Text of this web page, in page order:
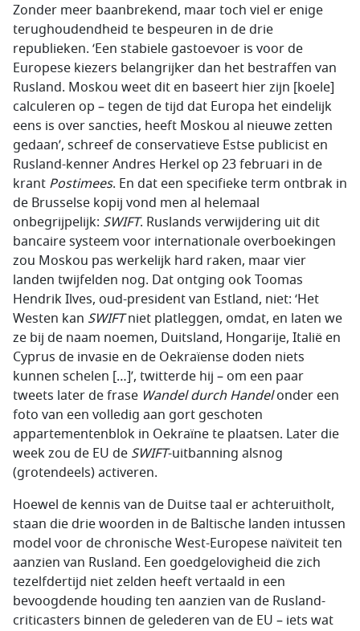
Zonder meer baanbrekend, maar toch viel er enige
terughoudendheid te bespeuren in de drie
republieken. ‘Een stabiele gastoevoer is voor de
Europese kiezers belangrijker dan het bestraffen van
Rusland. Moskou weet dit en baseert hier zijn [koele]
calculeren op – tegen de tijd dat Europa het eindelijk
eens is over sancties, heeft Moskou al nieuwe zetten
gedaan’, schreef de conservatieve Estse publicist en
Rusland-kenner Andres Herkel op 23 februari in de
krant Postimees. En dat een specifieke term ontbrak in
de Brusselse kopij vond men al helemaal
onbegrijpelijk: SWIFT. Ruslands verwijdering uit dit
bancaire systeem voor internationale overboekingen
zou Moskou pas werkelijk hard raken, maar vier
landen twijfelden nog. Dat ontging ook Toomas
Hendrik Ilves, oud-president van Estland, niet: ‘Het
Westen kan SWIFTniet platleggen, omdat, en laten we
ze bij de naam noemen, Duitsland, Hongarije, Italië en
Cyprus de invasie en de Oekraïense doden niets
kunnen schelen […]’, twitterde hij – om een paar
tweets later de frase Wandel durch Handelonder een
foto van een volledig aan gort geschoten
appartementenblok in Oekraïne te plaatsen. Later die
week zou de EU de SWIFT-uitbanning alsnog
(grotendeels) activeren.
Hoewel de kennis van de Duitse taal er achteruitholt,
staan die drie woorden in de Baltische landen intussen
model voor de chronische West-Europese naïviteit ten
aanzien van Rusland. Een goedgelovigheid die zich
tezelfdertijd niet zelden heeft vertaald in een
bevoogdende houding ten aanzien van de Rusland-
criticasters binnen de gelederen van de EU – iets wat